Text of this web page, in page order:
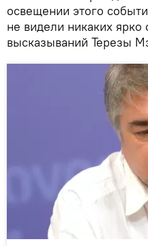
освещении этого
не видели никаких ярко
высказываний Терезы